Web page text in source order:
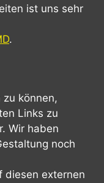
ist uns sehr
.
können,
Links zu
Wir haben
noch
diesen externen